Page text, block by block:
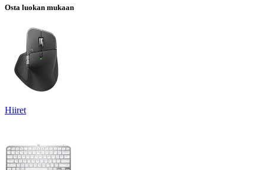
Osta luokan mukaan
Hiiret